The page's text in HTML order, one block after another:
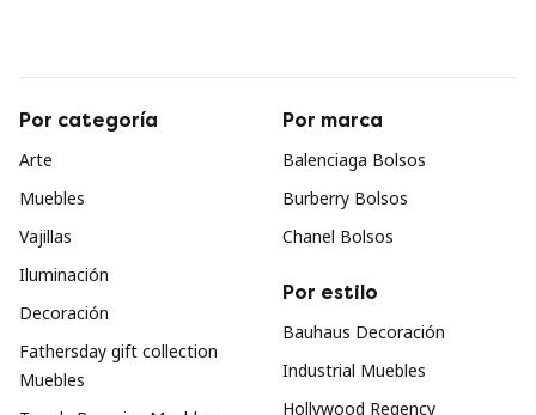
Por categoría
Arte
Muebles
Vajillas
Iluminación
Decoración
Fathersday gift collection
Muebles
Por marca
Balenciaga Bolsos
Burberry Bolsos
Chanel Bolsos
Por estilo
Bauhaus Decoración
Industrial Muebles
Hollywood Regency